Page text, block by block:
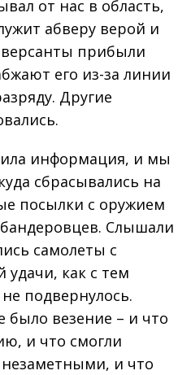
от нас в область,
абверу верой и
прибыли
его из-за линии
Другие
информация, и мы
сбрасывались на
посылки с оружием
Слышали
самолеты с
удачи, как с тем
подвернулось.
было везение – и что
и что смогли
незаметными, и что